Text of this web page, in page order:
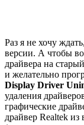
Раз я не хочу
версии. А чтобы
драйвера на
и желательно
Display Driver
удаления
графические
драйвер Realtek из